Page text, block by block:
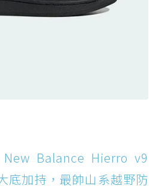
Cloudhorizon 2 WP：腳
的防水輕越野鞋
靴登場，經典八孔加上全防
SKECHERS BADGER
一踩即穿懶人神器！搭載固特
底健走鞋
Balance Hierro v9
底加持，最帥山系越野防